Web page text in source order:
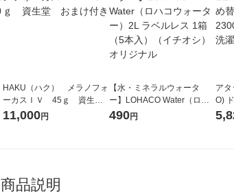
HAKU（ハク） メラノフォ
ーカスＩＶ 45ｇ 資生
堂 おまけ付き
11,000円
【水・ミネラルウォータ
ー】LOHACO Water（ロハ
コウォーター）2L ラベルレ
490円
アタ
O)
ガジ
商品説明